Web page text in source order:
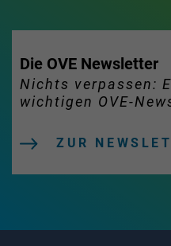
Die OVE Newsletter
Nichts verpassen:
wichtigen OVE-
ZUR